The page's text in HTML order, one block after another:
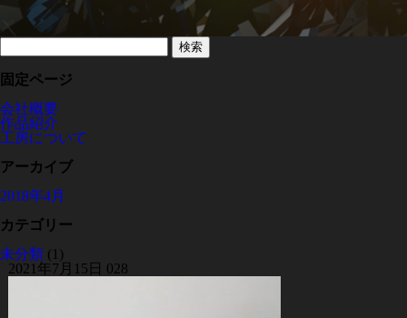
検
索:
固定ページ
会社概要
作品紹介
工房について
アーカイブ
2018年4月
カテゴリー
未分類 (1)
2021年7月15日 028